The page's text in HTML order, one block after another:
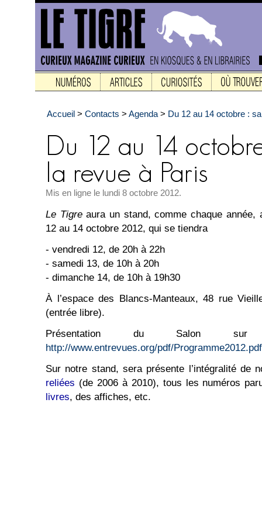
Accueil > Contacts > Agenda > Du 12 au 14 octobre :
Mis en ligne le lundi 8 octobre 2012.
Le Tigreaura un stand, comme chaque année,
12 au 14 octobre 2012, qui se tiendra
- vendredi 12, de 20h à 22h
- samedi 13, de 10h à 20h
- dimanche 14, de 10h à 19h30
À l’espace des Blancs-Manteaux, 48 rue
(entrée libre).
Présentation du Salon
http://www.entrevues.org/pdf/Programme2012.pdf
Sur notre stand, sera présente l’intégralité de
reliées (de 2006 à 2010), tous les numéros
livres, des affiches, etc.